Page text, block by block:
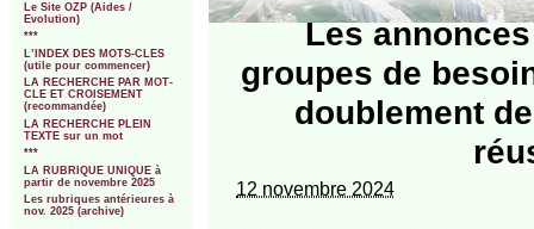
Le Site OZP (Aides /
Evolution)
***
L’INDEX DES MOTS-CLES
(utile pour commencer)
LA RECHERCHE PAR MOT-
CLE ET CROISEMENT
(recommandée)
LA RECHERCHE PLEIN
TEXTE sur un mot
***
LA RUBRIQUE UNIQUE à
partir de novembre 2025
Les rubriques antérieures à
nov. 2025 (archive)
Les
groupes de
doublement
12 novembre 2024